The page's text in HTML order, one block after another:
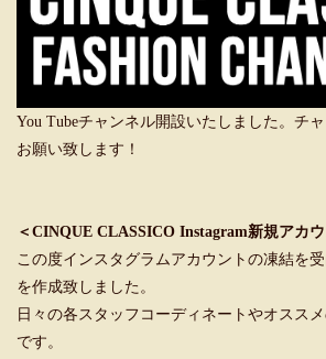
You Tubeチャンネル開設いたしました。チ
お願い致します！
＜CINQUE CLASSICO Instagram新規アカ
この度インスタグラムアカウントの凍結を
を作成致しました。
日々の各スタッフコーディネートやオスス
です。